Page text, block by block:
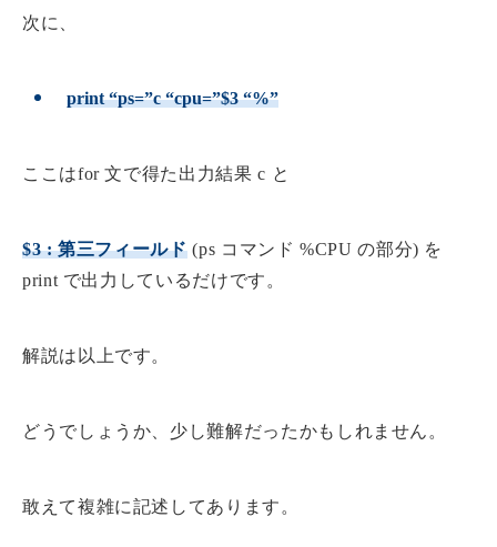
次に、
print “ps=”c “cpu=”$3 “%”
ここはfor 文で得た出力結果 c と
$3 : 第三フィールド(ps コマンド %CPU の部分) を
print で出力しているだけです。
解説は以上です。
どうでしょうか、少し難解だったかもしれません。
敢えて複雑に記述してあります。